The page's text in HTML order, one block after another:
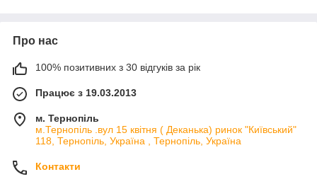
Про нас
100% позитивних з 30 відгуків за рік
Працює з 19.03.2013
м. Тернопіль
м.Тернопіль .вул 15 квітня ( Деканька) ринок "Київський"
118, Тернопіль, Україна , Тернопіль, Україна
Контакти